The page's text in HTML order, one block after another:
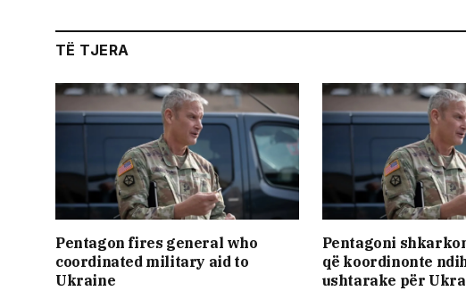
TË TJERA
Pentagon fires general who
coordinated military aid to
Ukraine
Pentagoni
që koordinonte
ushtarake për